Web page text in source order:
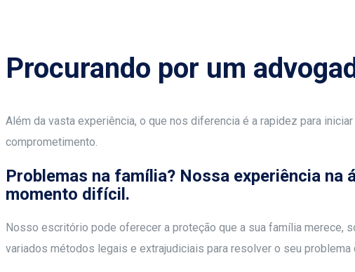
Procurando por um
Além da vasta experiência, o que nos diferencia é a rapidez para
comprometimento.
Problemas na família? Nossa experiência
momento difícil.
Nosso escritório pode oferecer a proteção que a sua família
variados métodos legais e extrajudiciais para resolver o seu